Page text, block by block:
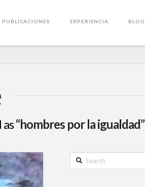
PUBLICACIONES EXPERIENCIA BLOG
“hombres por la igualdad”
Search